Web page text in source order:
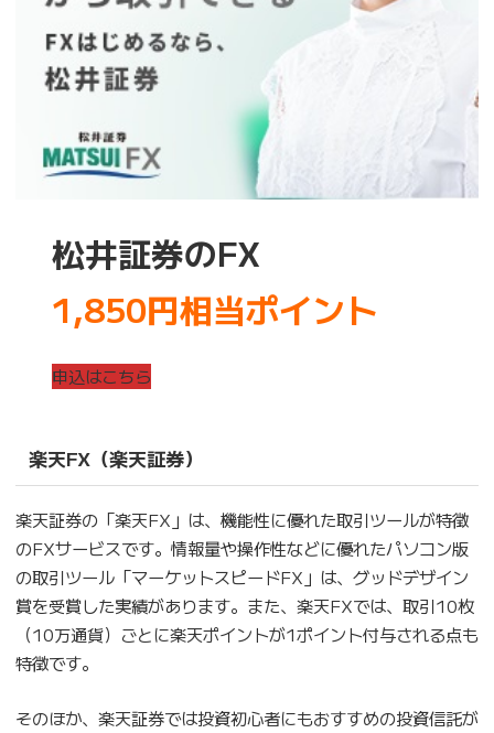
松井証券のFX
1,850円相当ポイント
申込はこちら
楽天FX（楽天証券）
楽天証券の「楽天FX」は、機能性に優れた取引ツールが特徴
のFXサービスです。情報量や操作性などに優れたパソコン版
の取引ツール「マーケットスピードFX」は、グッドデザイン
賞を受賞した実績があります。また、楽天FXでは、取引10枚
（10万通貨）ごとに楽天ポイントが1ポイント付与される点も
特徴です。
そのほか、楽天証券では投資初心者にもおすすめの投資信託が